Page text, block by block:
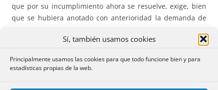
Sí, también usamos cookies
Principalmente usamos las cookies para que todo funcione bien y para
estadísticas propias de la web.
que por su incumplimiento ahora se resuelve, exige, bien
que se hubiera anotado con anterioridad la demanda de
titulares de los indicados asientos en el procedimiento de
CUOTAS INDIVISAS DE UNA FINCA. OPOSICIÓN DEL